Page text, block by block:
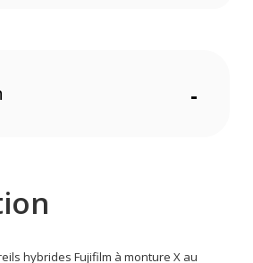
-
hybrides Fujifilm à monture X au